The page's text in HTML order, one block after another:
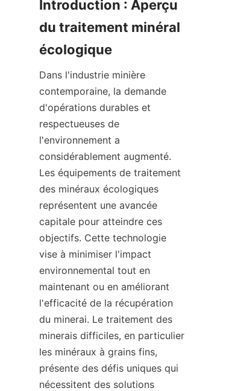
Introduction : Aperçu
du traitement minéral
Dans l'industrie minière
contemporaine, la demande
d'opérations durables et
respectueuses de
l'environnement a
considérablement augmenté.
Les équipements de traitement
des minéraux écologiques
représentent une avancée
capitale pour atteindre ces
objectifs. Cette technologie
vise à minimiser l'impact
environnemental tout en
maintenant ou en améliorant
l'efficacité de la récupération
du minerai. Le traitement des
minerais difficiles, en particulier
les minéraux à grains fins,
présente des défis uniques qui
nécessitent des solutions